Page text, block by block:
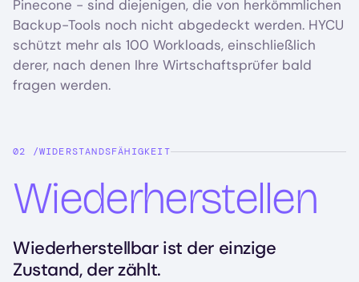
Pinecone - sind diejenigen, die von herkömmlichen
Backup-Tools noch nicht abgedeckt werden. HYCU
schützt mehr als 100 Workloads, einschließlich
derer, nach denen Ihre Wirtschaftsprüfer bald
fragen werden.
WIDERSTANDSFÄHIGKEIT
Wiederherstellen
Wiederherstellbar ist der einzige
Zustand, der zählt.